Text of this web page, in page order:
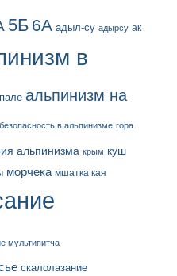
5Б 6А адыл-су адырсу ак
в
альпинизм на
безопасность в альпинизме гора
альпинизма крым куш
морчека мшатка кая
мультипитча
скалолазание